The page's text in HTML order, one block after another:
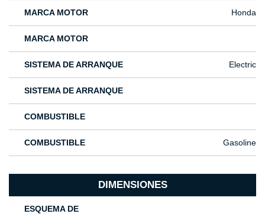
MARCA MOTOR Honda
MARCA MOTOR
SISTEMA DE ARRANQUE Electric
SISTEMA DE ARRANQUE
COMBUSTIBLE
COMBUSTIBLE Gasoline
DIMENSIONES
ESQUEMA DE